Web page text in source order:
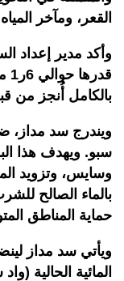
القعر، ومآخر
وأكد مدير إعداد
بالكامل أُنجز من
ويندرج سد مداز،
سبو. ويهدف هذا
وسايس، وتزويد
بالماء الصالح
حماية المناطق
ويأتي سد مداز